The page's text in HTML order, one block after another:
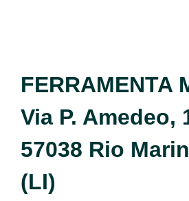
FERRAMENTA
Via P. Amedeo,
57038 Rio
(LI)